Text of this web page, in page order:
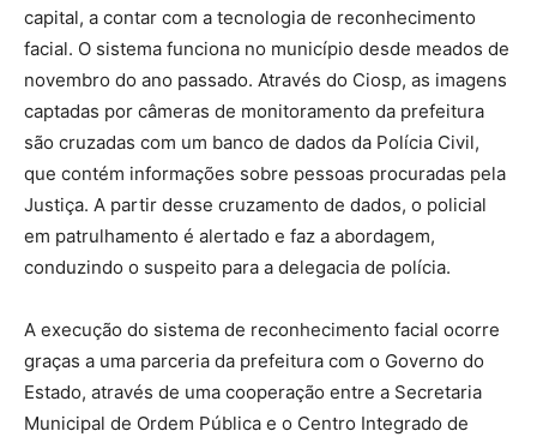
capital, a contar com a tecnologia de reconhecimento
facial. O sistema funciona no município desde meados de
novembro do ano passado. Através do Ciosp, as imagens
captadas por câmeras de monitoramento da prefeitura
são cruzadas com um banco de dados da Polícia Civil,
que contém informações sobre pessoas procuradas pela
Justiça. A partir desse cruzamento de dados, o policial
em patrulhamento é alertado e faz a abordagem,
conduzindo o suspeito para a delegacia de polícia.
A execução do sistema de reconhecimento facial ocorre
graças a uma parceria da prefeitura com o Governo do
Estado, através de uma cooperação entre a Secretaria
Municipal de Ordem Pública e o Centro Integrado de